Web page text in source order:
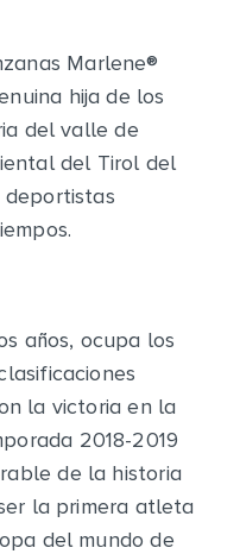
Marlene®
hija de los
del valle de
del Tirol del
deportistas
años, ocupa los
la victoria en la
2018-2019
de la historia
la primera atleta
del mundo de